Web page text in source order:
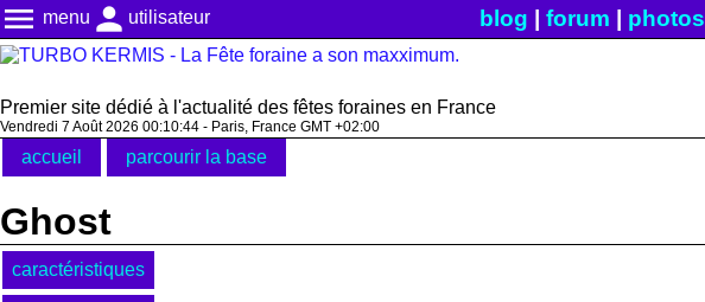
menu menu person utilisateur blog forum photos
Premier site dédié à l'actualité des fêtes foraines en France
Vendredi 7 Août 2026 00:10:44 - Paris, France GMT +02:00
accueil parcourir la base
Ghost
caractéristiques